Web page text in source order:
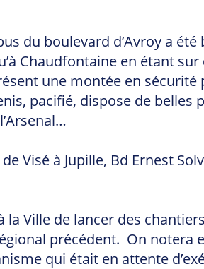
du boulevard d’Avroy a
Chaudfontaine en étant
une montée en
pacifié, dispose de
Visé à Jupille, Bd Ernest
Ville de lancer des
précédent. On notera
qui était en attente